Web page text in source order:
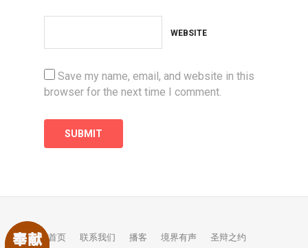
WEBSITE
Save my name, email, and website in this
browser for the next time I comment.
首页 联系我们 播客 境界有声 圣辩之约